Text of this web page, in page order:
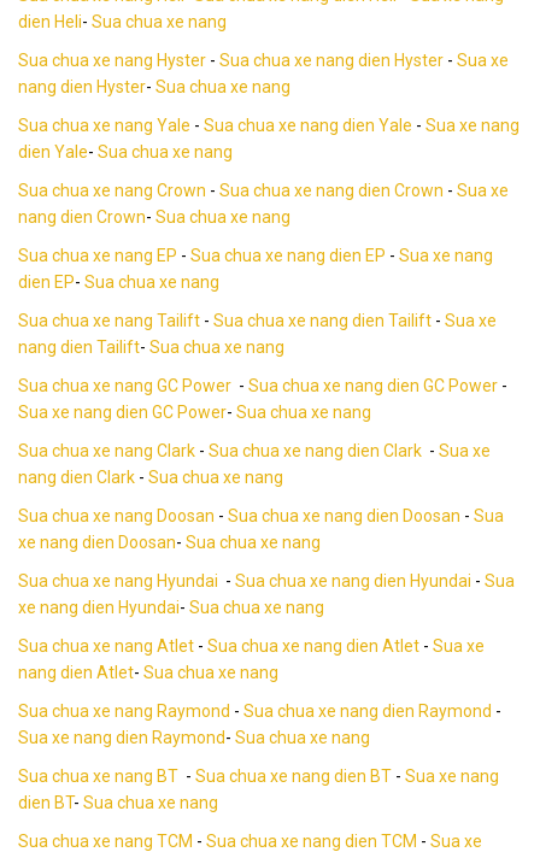
dien Heli- Sua chua xe nang
Sua chua xe nang Hyster - Sua chua xe nang dien Hyster - Sua xe
nang dien Hyster- Sua chua xe nang
Sua chua xe nang Yale - Sua chua xe nang dien Yale - Sua xe nang
dien Yale- Sua chua xe nang
Sua chua xe nang Crown - Sua chua xe nang dien Crown - Sua xe
nang dien Crown- Sua chua xe nang
Sua chua xe nang EP - Sua chua xe nang dien EP - Sua xe nang
dien EP- Sua chua xe nang
Sua chua xe nang Tailift - Sua chua xe nang dien Tailift - Sua xe
nang dien Tailift- Sua chua xe nang
Sua chua xe nang GC Power - Sua chua xe nang dien GC Power -
Sua xe nang dien GC Power- Sua chua xe nang
Sua chua xe nang Clark - Sua chua xe nang dien Clark - Sua xe
nang dien Clark - Sua chua xe nang
Sua chua xe nang Doosan - Sua chua xe nang dien Doosan - Sua
xe nang dien Doosan- Sua chua xe nang
Sua chua xe nang Hyundai - Sua chua xe nang dien Hyundai - Sua
xe nang dien Hyundai- Sua chua xe nang
Sua chua xe nang Atlet - Sua chua xe nang dien Atlet - Sua xe
nang dien Atlet- Sua chua xe nang
Sua chua xe nang Raymond - Sua chua xe nang dien Raymond -
Sua xe nang dien Raymond- Sua chua xe nang
Sua chua xe nang BT - Sua chua xe nang dien BT - Sua xe nang
dien BT- Sua chua xe nang
Sua chua xe nang TCM - Sua chua xe nang dien TCM - Sua xe